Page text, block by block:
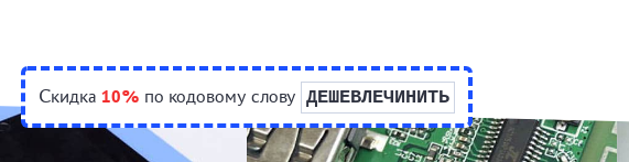
Скидка 10% по кодовому слову ДЕШЕВЛЕЧИНИТЬ